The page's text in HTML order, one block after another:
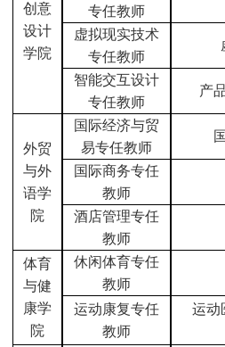
创意
设计
学院
专任教师
虚拟现实技术
专任教师
智能交互设计
专任教师
产
外贸
与外
语学
院
国际经济与贸
易专任教师
国际商务专任
教师
酒店管理专任
教师
体育
与健
康学
院
休闲体育专任
教师
运动康复专任
教师
运动